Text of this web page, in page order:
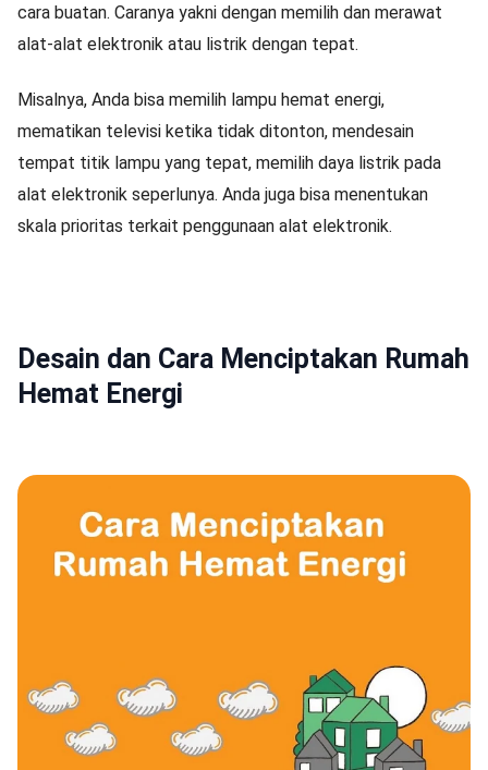
cara buatan. Caranya yakni dengan memilih dan merawat
alat-alat elektronik atau listrik dengan tepat.
Misalnya, Anda bisa memilih lampu hemat energi,
mematikan televisi ketika tidak ditonton, mendesain
tempat titik lampu yang tepat, memilih daya listrik pada
alat elektronik seperlunya. Anda juga bisa menentukan
skala prioritas terkait penggunaan alat elektronik.
Desain dan Cara Menciptakan Rumah
Hemat Energi